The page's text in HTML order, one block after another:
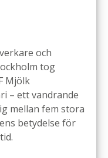
och
tog
Mjölk
– ett vandrande
mellan fem stora
betydelse för